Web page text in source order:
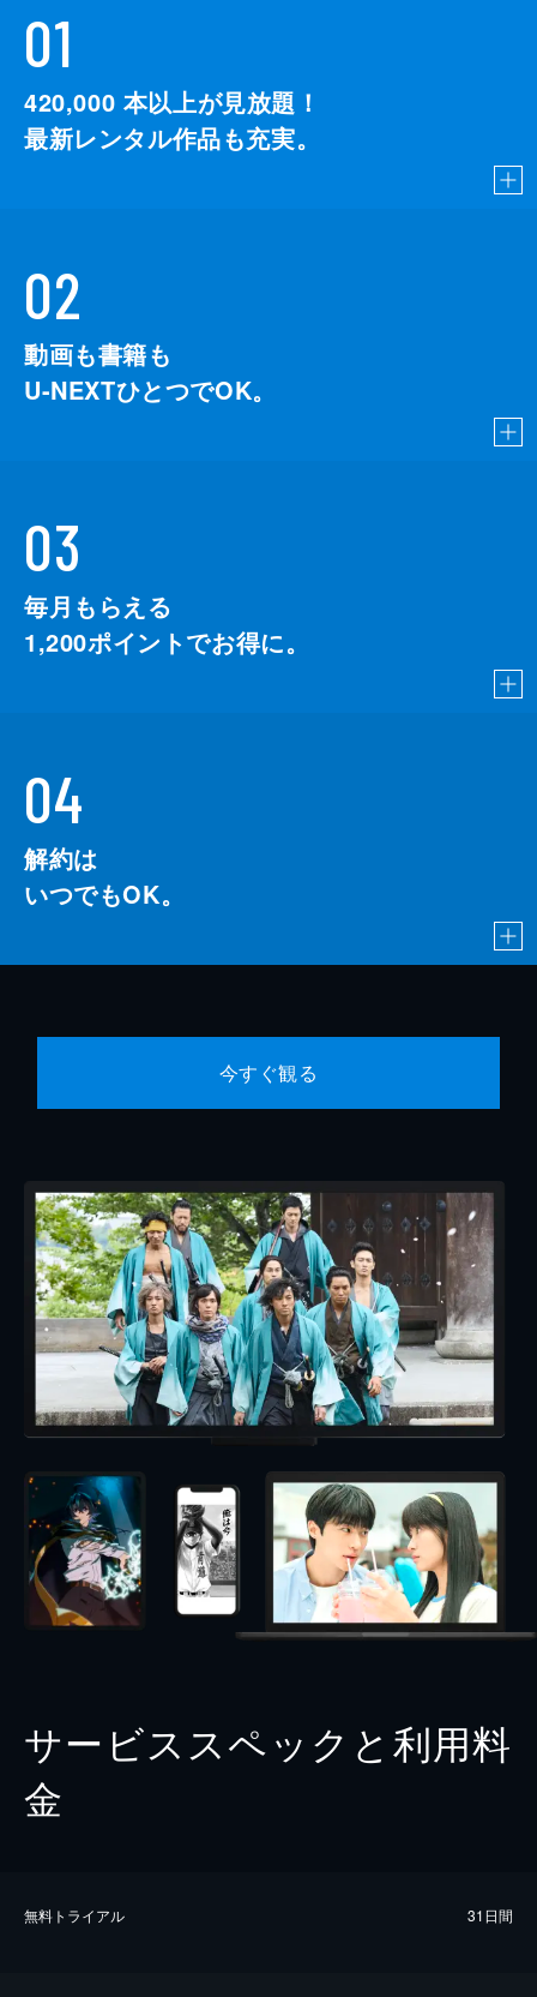
01
420,000 本以上が見放題！
最新レンタル作品も充実。
02
動画も書籍も
U-NEXTひとつでOK。
03
毎月もらえる
1,200ポイントでお得に。
04
解約は
いつでもOK。
今すぐ観る
サービススペックと利用料
金
無料トライアル 31日間